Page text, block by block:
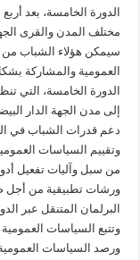
مختلف المدن والقرى
سيمكن هؤلاء الشباب من
العمومية والمشاركة
الدورة الخامسة، التي
إلى مدن الجهة الدار
دعم قدرات الشباب في
وتقييم السياسات
من سبل وآليات تفعيل
ورشات تطبيقية من أجل
البرلمان المتنقل عبر
وتتبع السياسات
ورصد السياسات العمومية